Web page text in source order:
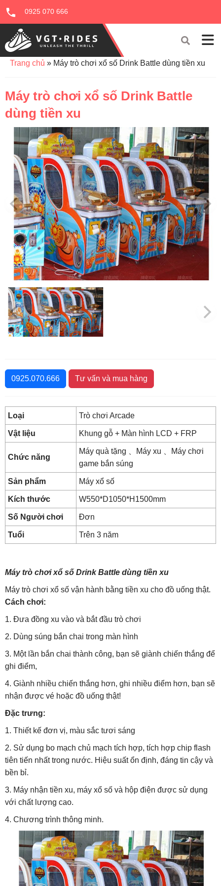
0925 070 666
Trang chủ » Máy trò chơi xổ số Drink Battle dùng tiền xu
Máy trò chơi xổ số Drink Battle
dùng tiền xu
0925.070.666 Tư vấn và mua hàng
Loại Trò chơi Arcade
Vật liệu Khung gỗ + Màn hình LCD + FRP
Chức năng
Máy quà tặng 、Máy xu 、Máy chơi
game bắn súng
Sản phẩm Máy xổ số
Kích thước W550*D1050*H1500mm
Số Người chơi Đơn
Tuổi Trên 3 năm
Máy trò chơi xổ số Drink Battle dùng tiền xu
Máy trò chơi xổ số vận hành bằng tiền xu cho đồ uống thật.
Cách chơi:
1. Đưa đồng xu vào và bắt đầu trò chơi
2. Dùng súng bắn chai trong màn hình
3. Một lần bắn chai thành công, bạn sẽ giành chiến thắng để
ghi điểm,
4. Giành nhiều chiến thắng hơn, ghi nhiều điểm hơn, bạn sẽ
nhận được vé hoặc đồ uống thật!
Đặc trưng:
1. Thiết kế đơn vị, màu sắc tươi sáng
2. Sử dụng bo mạch chủ mạch tích hợp, tích hợp chip flash
tiên tiến nhất trong nước. Hiệu suất ổn định, đáng tin cậy và
bền bỉ.
3. Máy nhận tiền xu, máy xổ số và hộp điện được sử dụng
với chất lượng cao.
4. Chương trình thông minh.